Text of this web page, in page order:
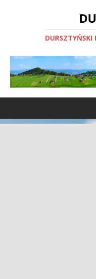
DURSZTYŃSKI